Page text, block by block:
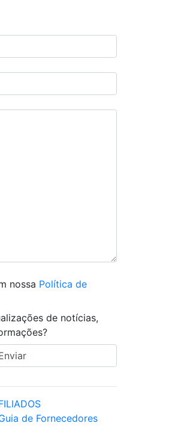
nossa Política de
de notícias,
de Fornecedores